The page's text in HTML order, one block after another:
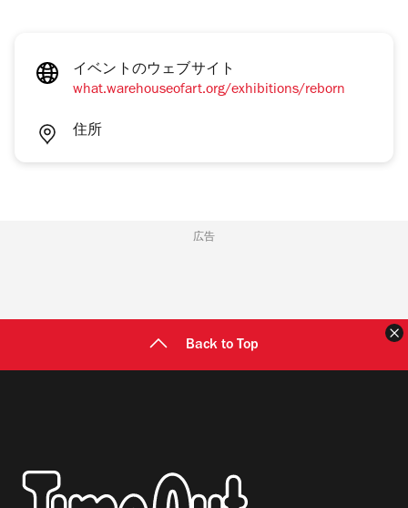
イベントのウェブサイト
what.warehouseofart.org/exhibitions/reborn
住所
広告
Back to Top